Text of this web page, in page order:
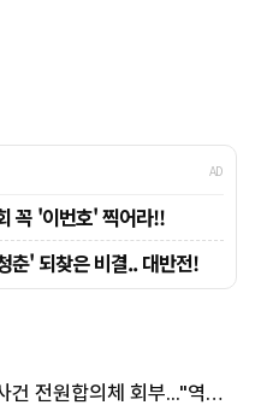
대법원, '내란' 한덕수·이상민 사건 전원합의체 회부..."역사적 평가 필요"